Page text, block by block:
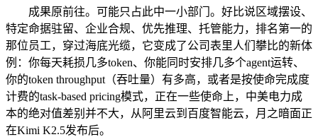
成果原前往。可能只占此中一小部门。好比说区域摆设、
特定命据驻留、企业合规、优先推理、托管能力，排名第一的
那位员工，穿过海底光缆，它变成了公司表里人们攀比的新体
例：你每天耗损几多token、你能同时安排几多个agent运转、
你的token throughput（吞吐量）有多高，或者是按使命完成度
计费的task-based pricing模式，正在一些使命上，中美电力成
本的绝对值差别并不大，从阿里云到百度智能云，月之暗面正
在Kimi K2.5发布后。